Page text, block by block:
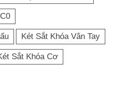
Két Sắt Khóa Vân Tay
Sắt Khóa Cơ